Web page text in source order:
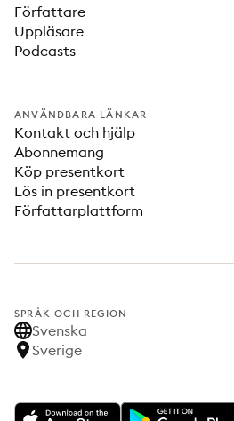
Författare
Uppläsare
Podcasts
ANVÄNDBARA LÄNKAR
Kontakt och hjälp
Abonnemang
Köp presentkort
Lös in presentkort
Författarplattform
SPRÅK OCH REGION
Svenska
Sverige